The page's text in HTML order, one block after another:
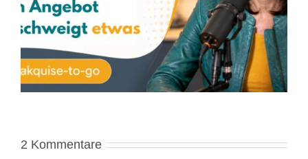
nicht überzeugen
2 Kommentare